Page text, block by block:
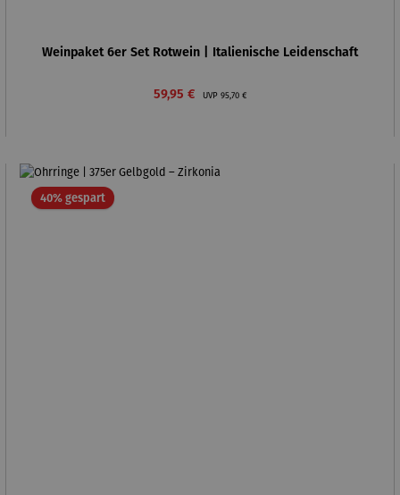
Weinpaket 6er Set Rotwein | Italienische Leidenschaft
Verkaufspreis:
59,95 € UVP Regulärer Preis:
95,70 €
40% gespartRabatt